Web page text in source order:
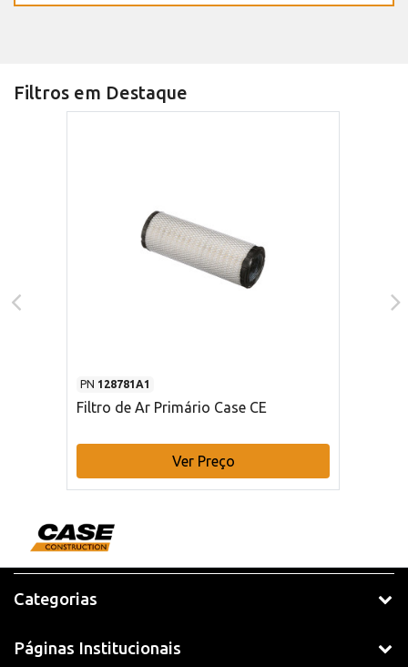
Filtros em Destaque
PN 128781A1
Filtro de Ar Primário Case CE
Ver Preço
Categorias
Páginas Institucionais